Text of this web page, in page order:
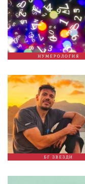
НУМЕРОЛОГИЯ
БГ ЗВЕЗДИ